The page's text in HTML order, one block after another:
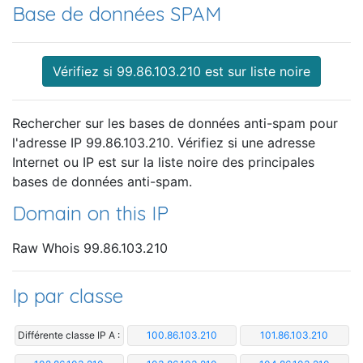
Base de données SPAM
Vérifiez si 99.86.103.210 est sur liste noire
Rechercher sur les bases de données anti-spam pour
l'adresse IP 99.86.103.210. Vérifiez si une adresse
Internet ou IP est sur la liste noire des principales
bases de données anti-spam.
Domain on this IP
Raw Whois 99.86.103.210
Ip par classe
Différente classe IP A : 100.86.103.210 101.86.103.210